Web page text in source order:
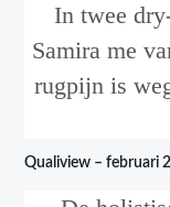
In twee
Samira me
rugpijn is
Qualiview – februari